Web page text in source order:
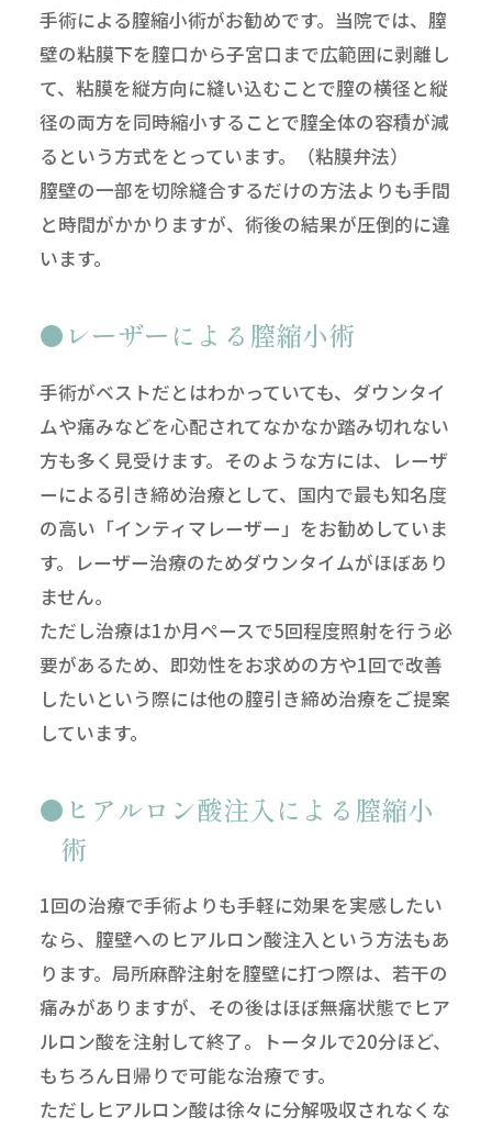
手術による膣縮小術がお勧めです。当院では、膣
壁の粘膜下を膣口から子宮口まで広範囲に剥離し
て、粘膜を縦方向に縫い込むことで膣の横径と縦
径の両方を同時縮小することで膣全体の容積が減
るという方式をとっています。（粘膜弁法）
膣壁の一部を切除縫合するだけの方法よりも手間
と時間がかかりますが、術後の結果が圧倒的に違
います。
レーザーによる膣縮小術
手術がベストだとはわかっていても、ダウンタイ
ムや痛みなどを心配されてなかなか踏み切れない
方も多く見受けます。そのような方には、レーザ
ーによる引き締め治療として、国内で最も知名度
の高い「インティマレーザー」をお勧めしていま
す。レーザー治療のためダウンタイムがほぼあり
ません。
ただし治療は1か月ペースで5回程度照射を行う必
要があるため、即効性をお求めの方や1回で改善
したいという際には他の膣引き締め治療をご提案
しています。
ヒアルロン酸注入による膣縮小
術
1回の治療で手術よりも手軽に効果を実感したい
なら、膣壁へのヒアルロン酸注入という方法もあ
ります。局所麻酔注射を膣壁に打つ際は、若干の
痛みがありますが、その後はほぼ無痛状態でヒア
ルロン酸を注射して終了。トータルで20分ほど、
もちろん日帰りで可能な治療です。
ただしヒアルロン酸は徐々に分解吸収されなくな